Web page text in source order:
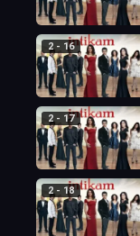
2 - 16
2 - 17
2 - 18